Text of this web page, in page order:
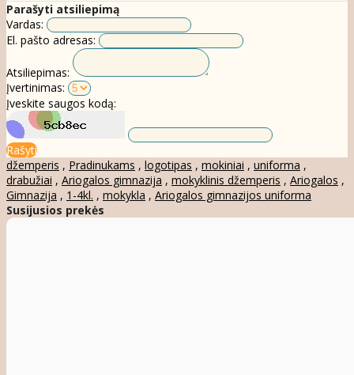
Parašyti atsiliepimą
Vardas:
El. pašto adresas:
Atsiliepimas:
Įvertinimas:
Įveskite saugos kodą:
Rašyti
džemperis , Pradinukams , logotipas , mokiniai , uniforma ,
drabužiai , Ariogalos gimnazija , mokyklinis džemperis , Ariogalos ,
Gimnazija , 1-4kl. , mokykla , Ariogalos gimnazijos uniforma
Susijusios prekės